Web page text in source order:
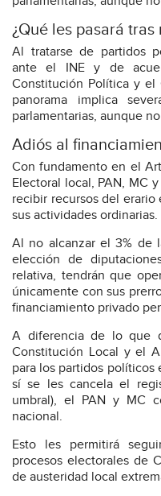
¿Qué les pasará
Al tratarse de partidos
ante el INE y de
Constitución Política y el
panorama implica
parlamentarias, aunque
Adiós al
Con fundamento en el
Electoral local, PAN, MC
recibir recursos del
sus actividades ordinarias.
Al no alcanzar el 3% de
elección de
relativa, tendrán que
únicamente con sus
financiamiento privado
A diferencia de lo que
Constitución Local y el
para los partidos políticos
sí se les cancela el
umbral), el PAN y MC
nacional.
Esto les permitirá
procesos electorales de
de austeridad local